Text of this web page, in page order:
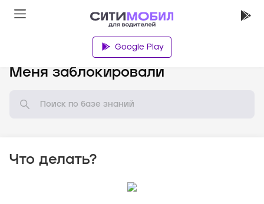
Google Play
Меня заблокировали
Что делать?